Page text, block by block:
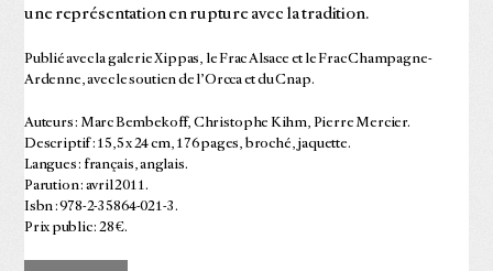
une représentation en rupture avec la tradition.
Publié avec la galerie Xippas, le Frac Alsace et le Frac Champagne-
Ardenne, avec le soutien de l’Orcca et du Cnap.
Auteurs : Marc Bembekoff, Christophe Kihm, Pierre Mercier.
Descriptif : 15,5 x 24 cm, 176 pages, broché, jaquette.
Langues : français, anglais.
Parution : avril 2011.
Isbn : 978-2-35864-021-3.
Prix public : 28 €.